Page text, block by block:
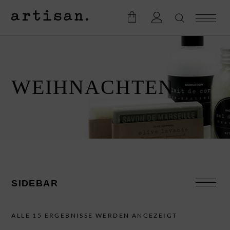
WEIHNACHTEN
SIDEBAR
ALLE 15 ERGEBNISSE WERDEN ANGEZEIGT